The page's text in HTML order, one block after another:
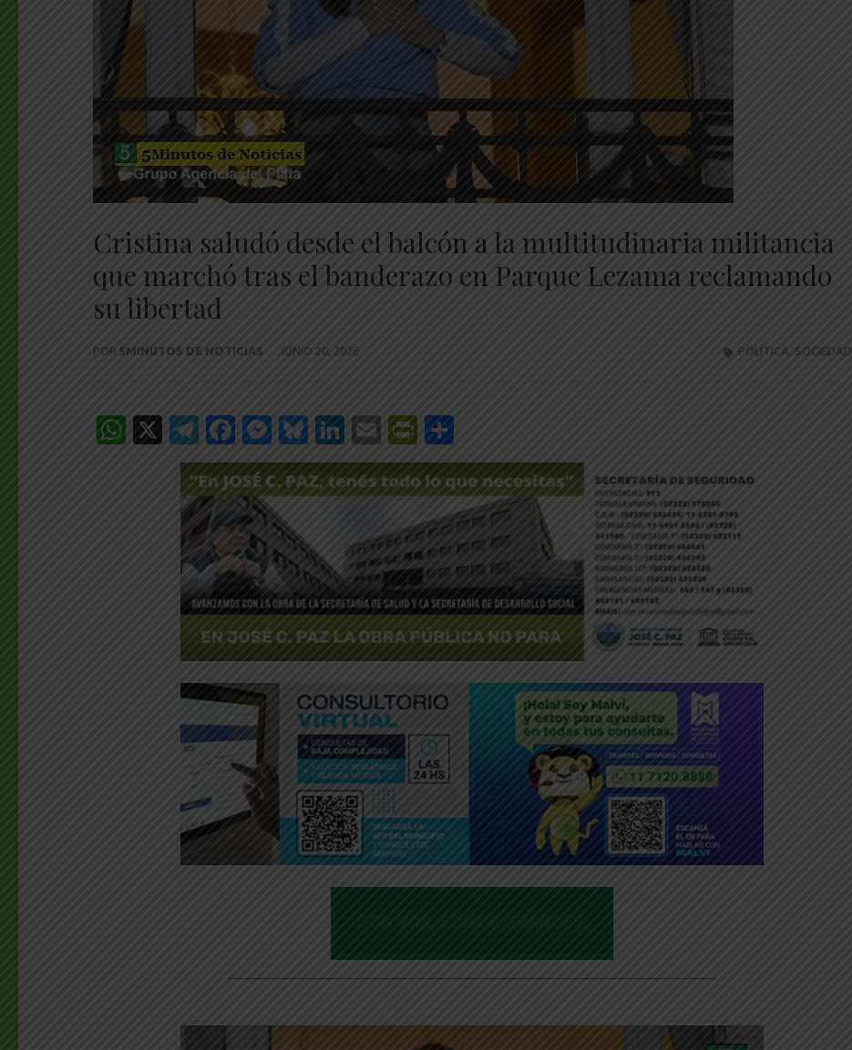
Cristina saludó desde el balcón a la multitudinaria militancia
que marchó tras el banderazo en Parque Lezama reclamando
su libertad
POR 5MINUTOS DE NOTICIAS JUNIO 20, 2026 POLÍTICA , SOCIEDAD
WhatsApp
X Telegram
Facebook
Messenger
Bluesky
LinkedIn
EmailPrintFriendly